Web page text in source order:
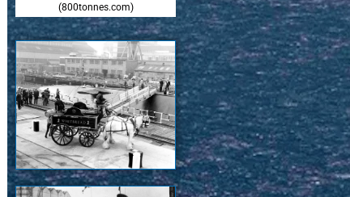
(800tonnes.com)